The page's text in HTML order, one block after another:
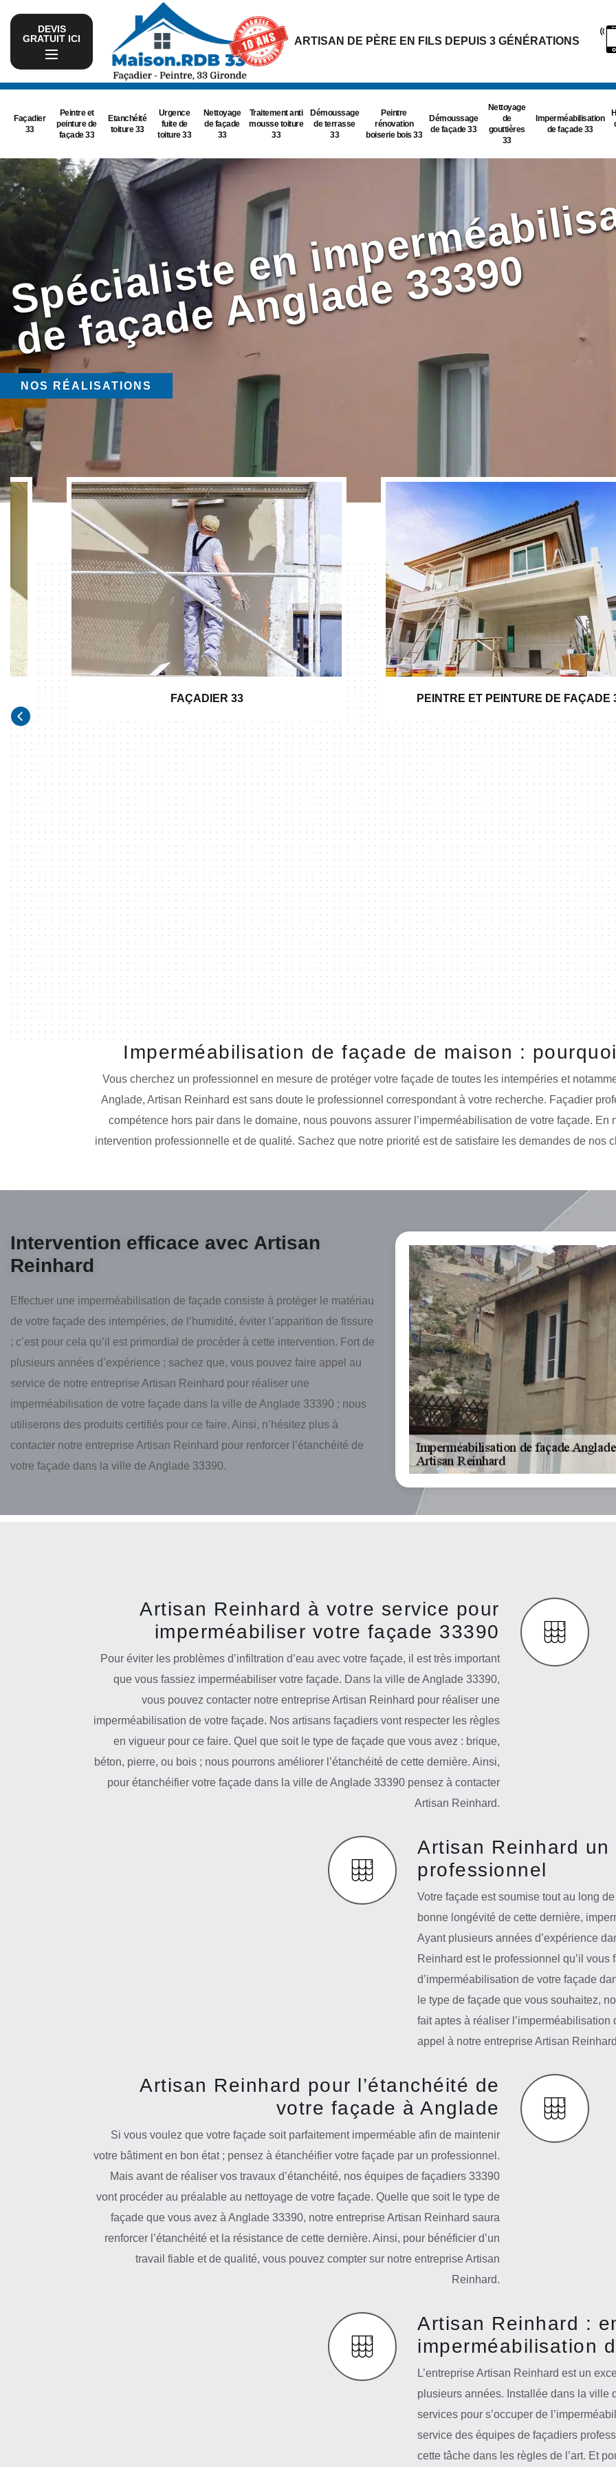
DEVIS
GRATUIT ICI
ARTISAN DE PÈRE EN FILS DEPUIS 3 GÉNÉRATIONS
Façadier
33
Peintre et
peinture de
façade 33
Etanchéité
toiture 33
Urgence
fuite de
toiture 33
Nettoyage
de façade
33
Traitement anti
mousse toiture
33
Démoussage
de terrasse
33
Peintre
rénovation
boiserie bois 33
Démoussage
de façade 33
Nettoyage
de
gouttières
33
Imperméabilisation
de façade 33
e
0
NOS RÉALISATIONS
FAÇADIER 33 PEINTRE ET PEINTURE DE FAÇADE
Imperméabilisation de façade de maison :
Vous cherchez un professionnel en mesure de protéger votre façade de toutes les intempéries et
Anglade, Artisan Reinhard est sans doute le professionnel correspondant à votre recherche. Façadier
compétence hors pair dans le domaine, nous pouvons assurer l’imperméabilisation de votre façade. En
intervention professionnelle et de qualité. Sachez que notre priorité est de satisfaire les demandes de nos
Intervention efficace avec Artisan
Reinhard
Effectuer une imperméabilisation de façade consiste à protéger le matériau
de votre façade des intempéries, de l’humidité, éviter l’apparition de fissure
; c’est pour cela qu’il est primordial de procéder à cette intervention. Fort de
plusieurs années d’expérience ; sachez que, vous pouvez faire appel au
service de notre entreprise Artisan Reinhard pour réaliser une
imperméabilisation de votre façade dans la ville de Anglade 33390 ; nous
utiliserons des produits certifiés pour ce faire. Ainsi, n’hésitez plus à
contacter notre entreprise Artisan Reinhard pour renforcer l’étanchéité de
votre façade dans la ville de Anglade 33390.
Artisan Reinhard à votre service pour
imperméabiliser votre façade 33390
Pour éviter les problèmes d’infiltration d’eau avec votre façade, il est très important
que vous fassiez imperméabiliser votre façade. Dans la ville de Anglade 33390,
vous pouvez contacter notre entreprise Artisan Reinhard pour réaliser une
imperméabilisation de votre façade. Nos artisans façadiers vont respecter les règles
en vigueur pour ce faire. Quel que soit le type de façade que vous avez : brique,
béton, pierre, ou bois ; nous pourrons améliorer l’étanchéité de cette dernière. Ainsi,
pour étanchéifier votre façade dans la ville de Anglade 33390 pensez à contacter
Artisan Reinhard.
Artisan Reinhard un
professionnel
Votre façade est soumise tout au long
bonne longévité de cette dernière,
Ayant plusieurs années d’expérience
Reinhard est le professionnel qu’il vous
d’imperméabilisation de votre façade
le type de façade que vous souhaitez,
fait aptes à réaliser l’imperméabilisation
appel à notre entreprise Artisan
Artisan Reinhard pour l’étanchéité de
votre façade à Anglade
Si vous voulez que votre façade soit parfaitement imperméable afin de maintenir
votre bâtiment en bon état ; pensez à étanchéifier votre façade par un professionnel.
Mais avant de réaliser vos travaux d’étanchéité, nos équipes de façadiers 33390
vont procéder au préalable au nettoyage de votre façade. Quelle que soit le type de
façade que vous avez à Anglade 33390, notre entreprise Artisan Reinhard saura
renforcer l’étanchéité et la résistance de cette dernière. Ainsi, pour bénéficier d’un
travail fiable et de qualité, vous pouvez compter sur notre entreprise Artisan
Reinhard.
Artisan Reinhard :
imperméabilisation
L’entreprise Artisan Reinhard est un
plusieurs années. Installée dans la ville
services pour s’occuper de
service des équipes de façadiers
cette tâche dans les règles de l’art. Et